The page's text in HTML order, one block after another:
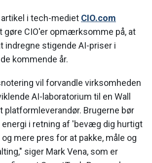
i tech-mediet CIO.com
gøre CIO'er opmærksomme på, at
indregne stigende AI-priser i
kommende år.
vil forvandle virksomheden
AI-laboratorium til en Wall
platformleverandør. Brugerne bør
i retning af 'bevæg dig hurtigt
mere pres for at pakke, måle og
siger Mark Vena, som er